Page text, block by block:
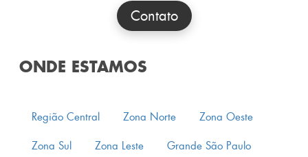
Contato
ONDE ESTAMOS
Região Central Zona Norte Zona Oeste
Zona Sul Zona Leste Grande São Paulo